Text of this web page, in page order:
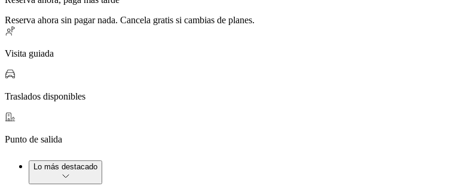
Reserva ahora sin pagar nada. Cancela gratis si cambias de planes.
Visita guiada
Traslados disponibles
Punto de salida
Lo más destacado